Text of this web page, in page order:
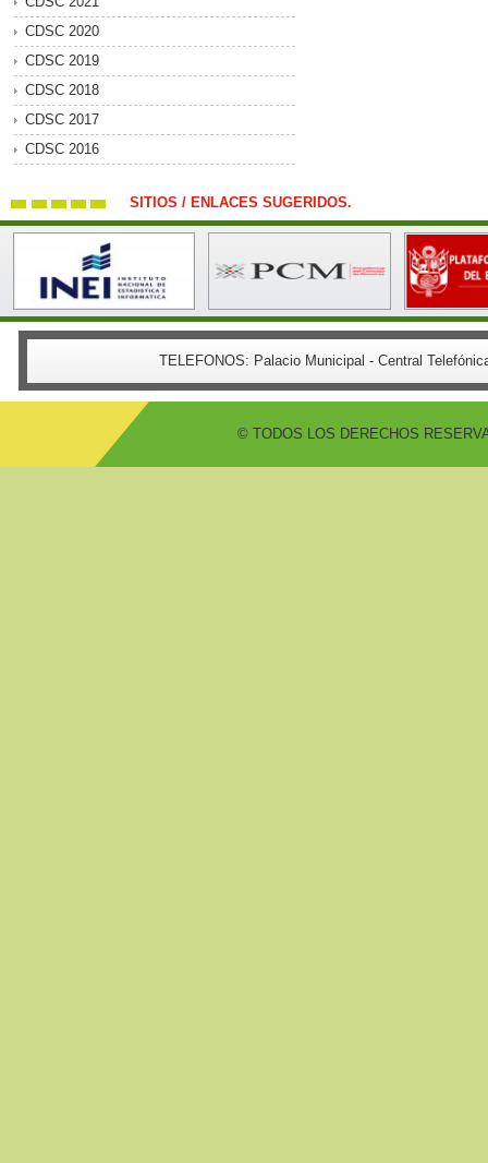
CDSC 2020
CDSC 2019
CDSC 2018
CDSC 2017
CDSC 2016
SITIOS / ENLACES SUGERIDOS.
TELEFONOS: Palacio Municipal - Central
© TODOS LOS DERECHOS